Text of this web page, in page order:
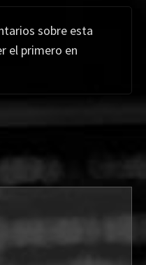
sobre esta
el primero en